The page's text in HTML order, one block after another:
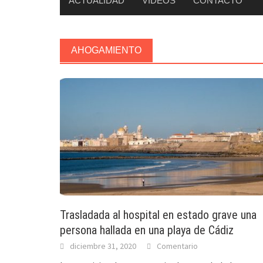
AHOGAMIENTO
Trasladada al hospital en estado grave una
persona hallada en una playa de Cádiz
diciembre 31, 2020 Comentario